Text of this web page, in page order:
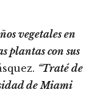
vegetales en
plantas con sus
“Traté de
de Miami